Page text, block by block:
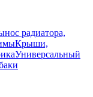
радиатора,
Крыши,
Универсальный